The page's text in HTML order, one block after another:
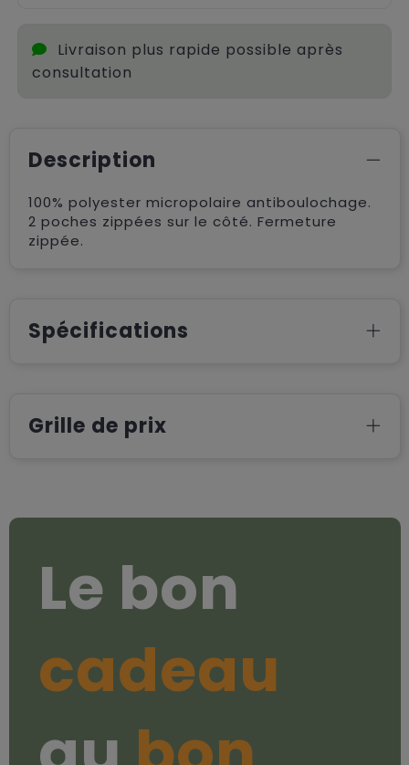
Livraison plus rapide possible après
consultation
Description
100% polyester micropolaire antiboulochage.
2 poches zippées sur le côté. Fermeture
zippée.
Spécifications
Grille de prix
Le bon
cadeau